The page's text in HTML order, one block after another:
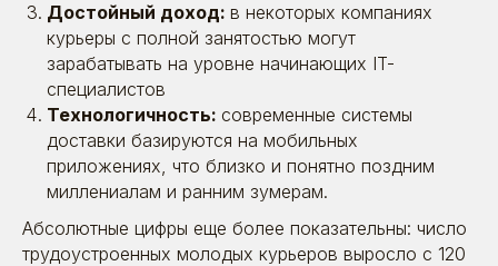
Достойный доход: в некоторых компаниях
курьеры с полной занятостью могут
зарабатывать на уровне начинающих IT-
специалистов
Технологичность: современные системы
доставки базируются на мобильных
приложениях, что близко и понятно поздним
миллениалам и ранним зумерам.
Абсолютные цифры еще более показательны: число
трудоустроенных молодых курьеров выросло с 120